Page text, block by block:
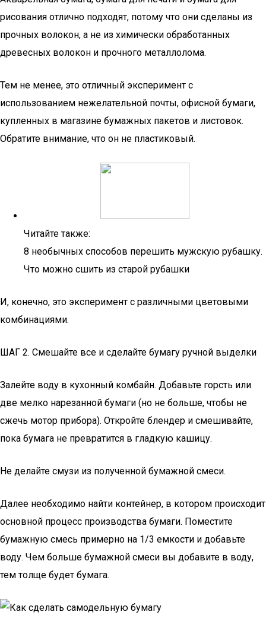
рисования отлично подходят, потому что они сделаны из
прочных волокон, а не из химически обработанных
древесных волокон и прочного металлолома.
Тем не менее, это отличный эксперимент с
использованием нежелательной почты, офисной бумаги,
купленных в магазине бумажных пакетов и листовок.
Обратите внимание, что он не пластиковый.
Читайте также:
8 необычных способов перешить мужскую рубашку.
Что можно сшить из старой рубашки
И, конечно, это эксперимент с различными цветовыми
комбинациями.
ШАГ 2. Смешайте все и сделайте бумагу ручной выделки
Залейте воду в кухонный комбайн. Добавьте горсть или
две мелко нарезанной бумаги (но не больше, чтобы не
сжечь мотор прибора). Откройте блендер и смешивайте,
пока бумага не превратится в гладкую кашицу.
Не делайте смузи из полученной бумажной смеси.
Далее необходимо найти контейнер, в котором происходит
основной процесс производства бумаги. Поместите
бумажную смесь примерно на 1/3 емкости и добавьте
воду. Чем больше бумажной смеси вы добавите в воду,
тем толще будет бумага.